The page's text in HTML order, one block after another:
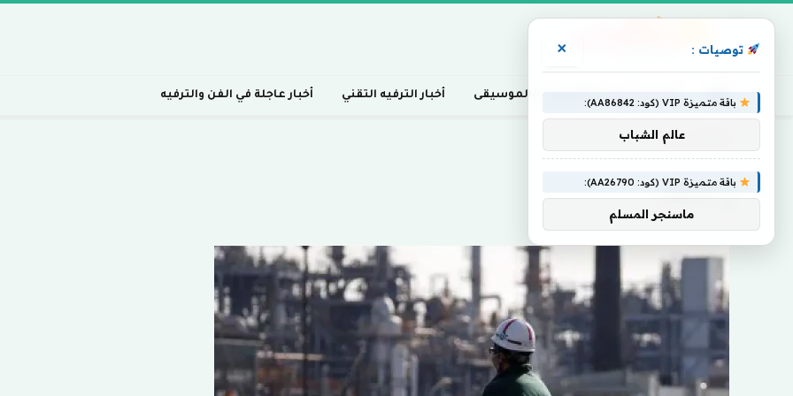
أخبار السينما، التلفزيون، والموسيقى أخبار الترفيه التقني أخبار عاجلة في الفن والترفيه
تتحضر
تتحضر
توصيات : ×
باقة متميزة VIP (كود: AA86842):
عالم الشباب
باقة متميزة VIP (كود: AA26790):
ماسنجر المسلم